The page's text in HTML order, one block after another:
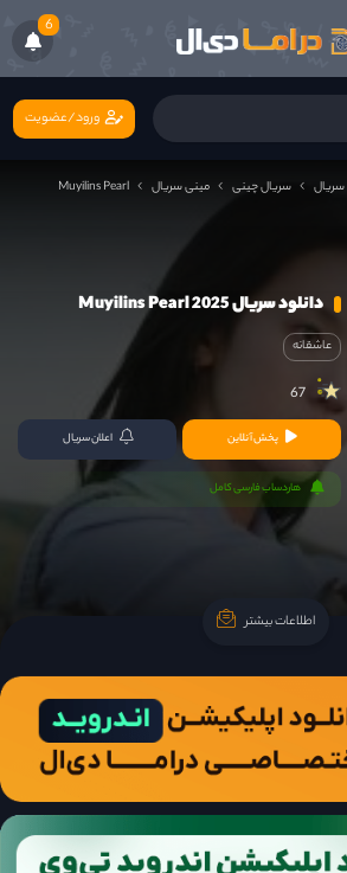
6
ورود/عضویت
سریال سریال چینی مینی سریال Muyilins Pearl
دانلود سریال Muyilins Pearl 2025
عاشقانه
67
پخش آنلاین اعلان سریال
هاردساب فارسی کامل
اطلاعات بیشتر